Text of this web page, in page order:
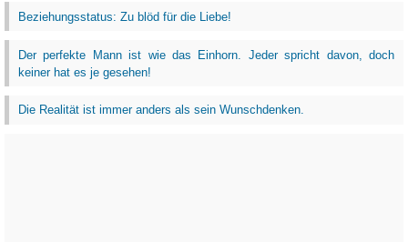
Beziehungsstatus: Zu blöd für die Liebe!
Der perfekte Mann ist wie das Einhorn. Jeder spricht davon, doch
keiner hat es je gesehen!
Die Realität ist immer anders als sein Wunschdenken.